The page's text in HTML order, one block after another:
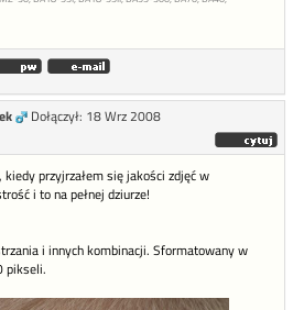
Dołączył: 18 Wrz 2008
kiedy przyjrzałem się jakości zdjęć w
i to na pełnej dziurze!
i innych kombinacji. Sformatowany w
pikseli.